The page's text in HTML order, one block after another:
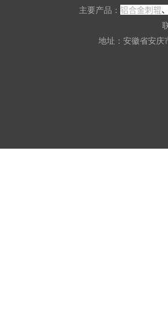
主要产品： 铝合金刺辊
地址：安徽省安